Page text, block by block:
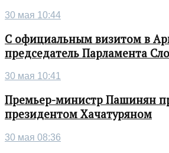
30 мая 10:44
С официальным визитом в
председатель Парламента
30 мая 10:41
Премьер-министр Пашинян
президентом Хачатуряном
30 мая 08:36